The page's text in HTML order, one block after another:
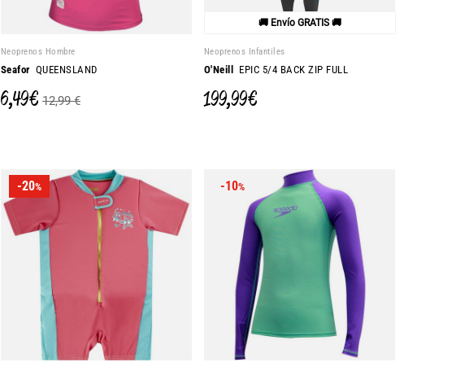
Neoprenos Hombre
Seafor QUEENSLAND
6,49 € 12,99 €
🚚 Envío GRATIS 🚚
Neoprenos Infantiles
O'Neill EPIC 5/4 BACK ZIP FULL
199,99 €
-20% -10%